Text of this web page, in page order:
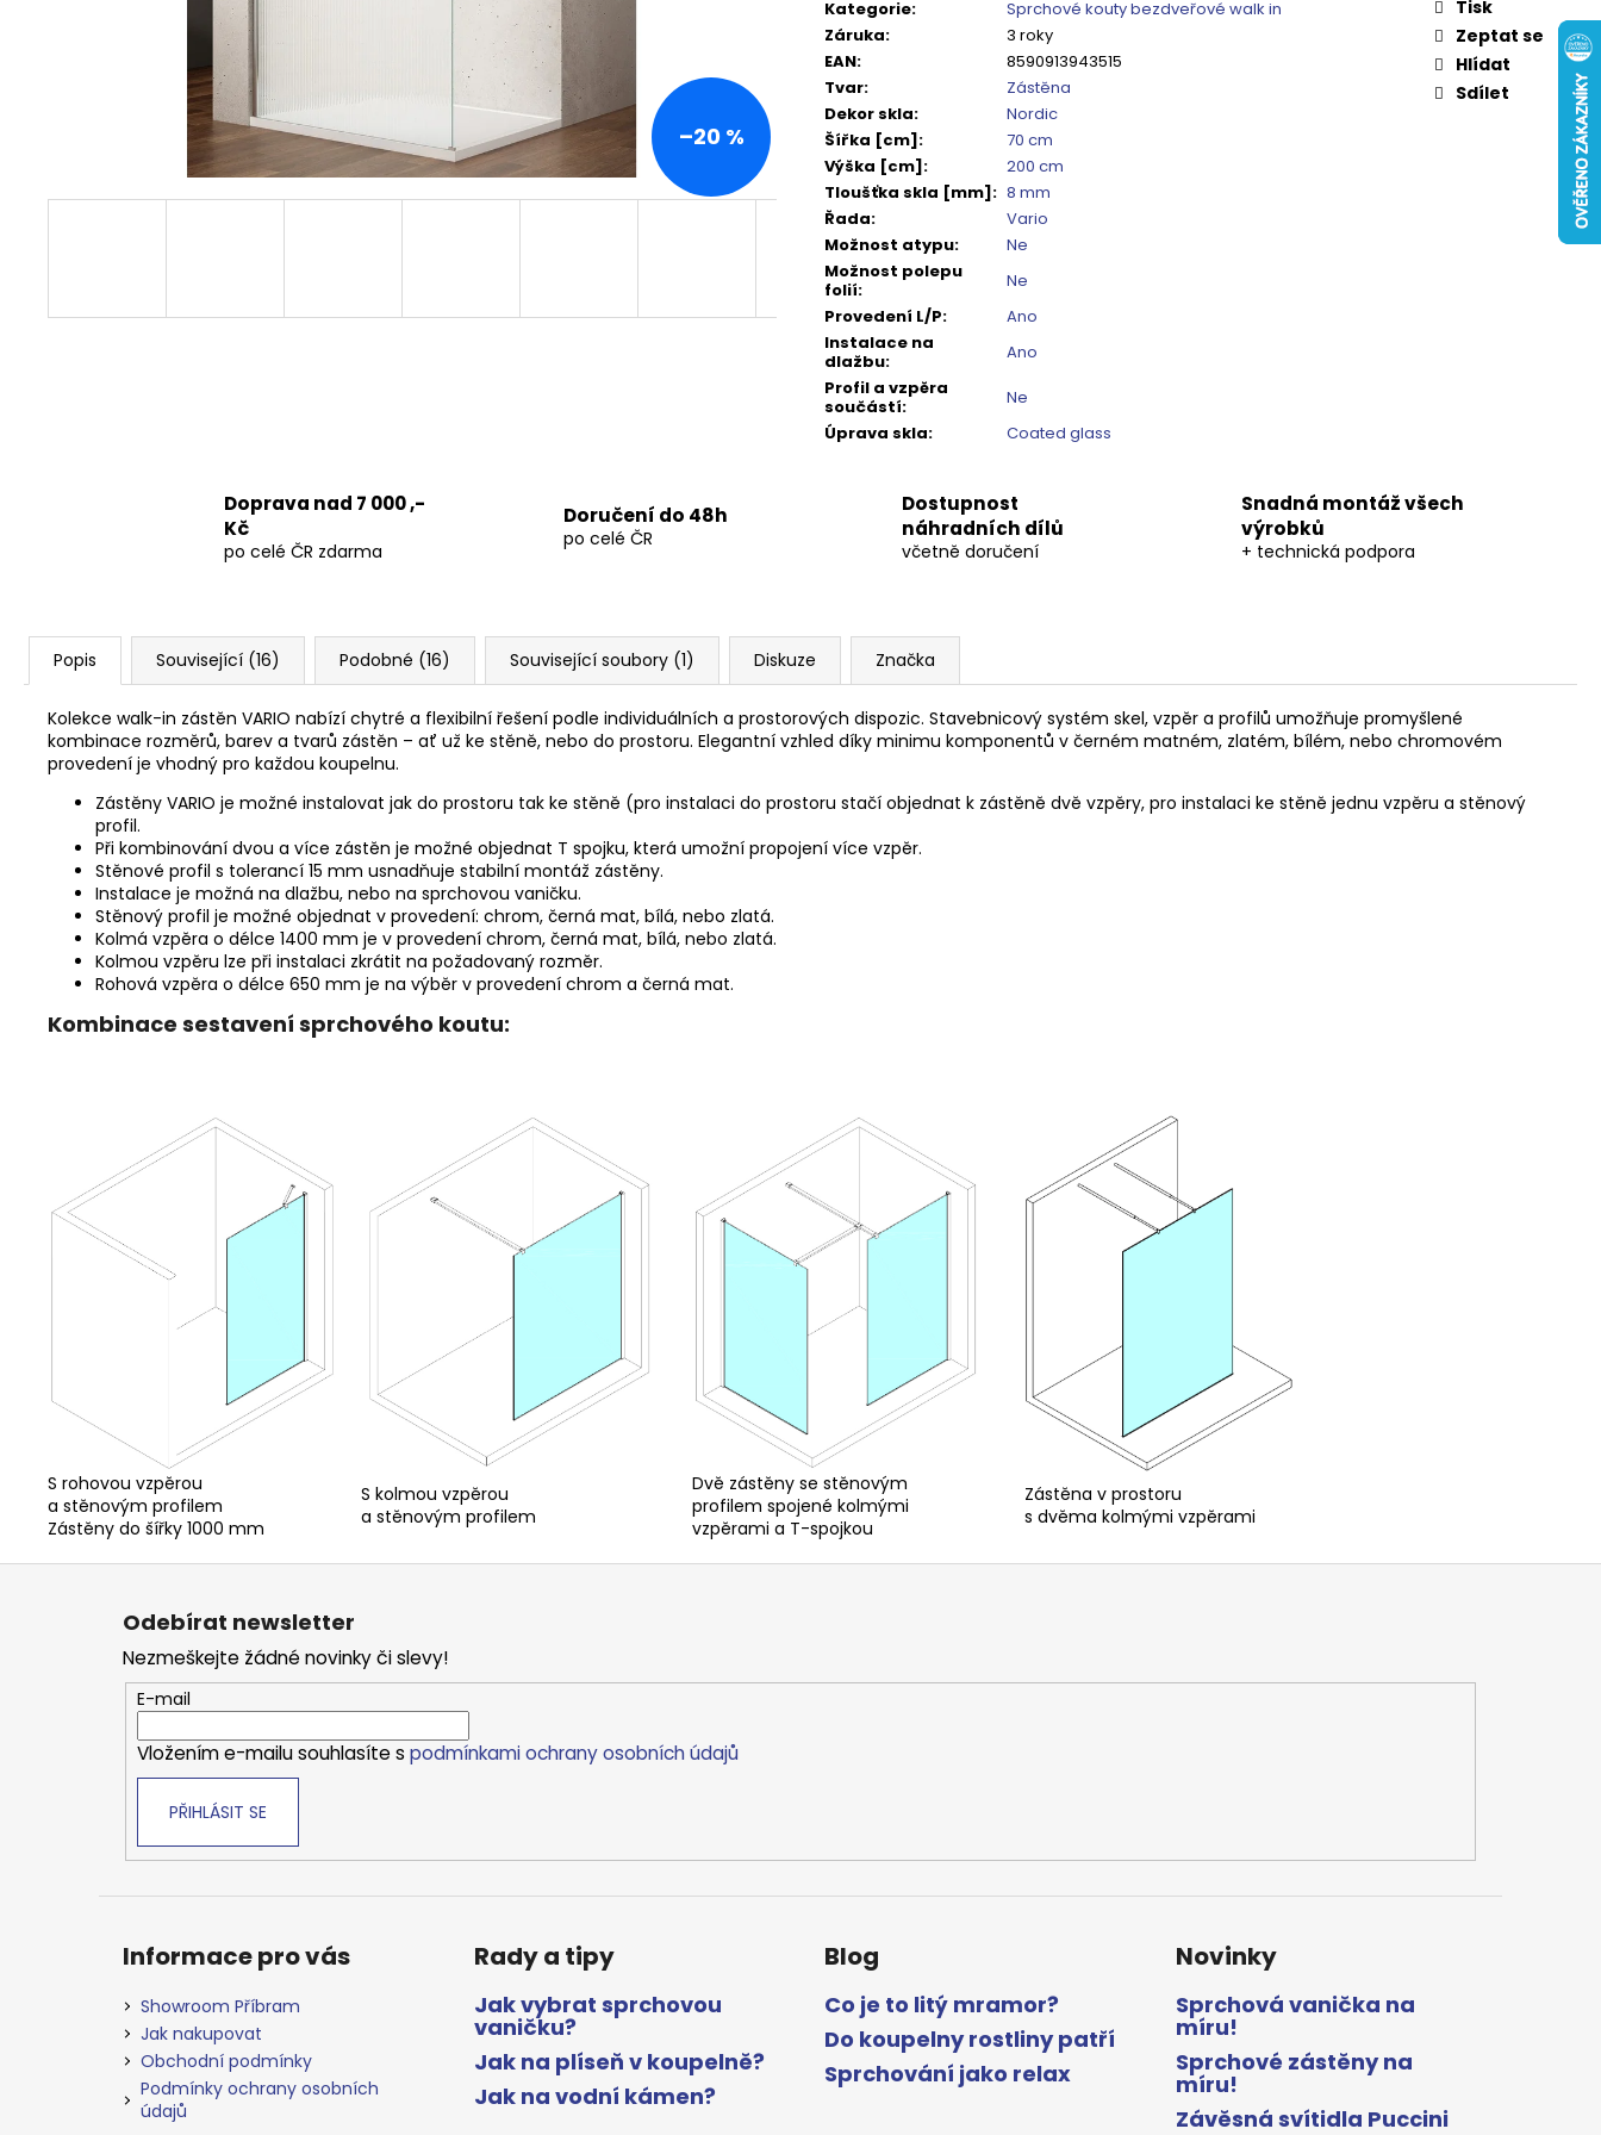
Kategorie:
Sprchové kouty bezdveřové walk in
Záruka:
3 roky
EAN:
8590913943515
Tvar:
Zástěna
Dekor skla:
Nordic
Šířka [cm]:
70 cm
Výška [cm]:
200 cm
Tloušťka skla [mm]: 8 mm
Řada:
Vario
Možnost atypu:
Ne
Možnost polepu
folií:
Ne
Provedení L/P:
Ano
Instalace na
dlažbu:
Ano
Profil a vzpěra
součástí:
Ne
Úprava skla: Coated glass
Tisk
Zeptat se
Hlídat
Sdílet
–20 %
Doprava nad 7 000 ,-
Kč
po celé ČR zdarma
Doručení do 48h
po celé ČR
Dostupnost
náhradních dílů
včetně doručení
Snadná montáž všech
výrobků
+ technická podpora
Popis Související (16) Podobné (16) Související soubory (1) Diskuze Značka
Kolekce walk-in zástěn VARIO nabízí chytré a flexibilní řešení podle individuálních a prostorových dispozic. Stavebnicový systém skel, vzpěr a profilů umožňuje promyšlené
kombinace rozměrů, barev a tvarů zástěn – ať už ke stěně, nebo do prostoru. Elegantní vzhled díky minimu komponentů v černém matném, zlatém, bílém, nebo chromovém
provedení je vhodný pro každou koupelnu.
Zástěny VARIO je možné instalovat jak do prostoru tak ke stěně (pro instalaci do prostoru stačí objednat k zástěně dvě vzpěry, pro instalaci ke stěně jednu vzpěru a stěnový
profil.
Při kombinování dvou a více zástěn je možné objednat T spojku, která umožní propojení více vzpěr.
Stěnové profil s tolerancí 15 mm usnadňuje stabilní montáž zástěny.
Instalace je možná na dlažbu, nebo na sprchovou vaničku.
Stěnový profil je možné objednat v provedení: chrom, černá mat, bílá, nebo zlatá.
Kolmá vzpěra o délce 1400 mm je v provedení chrom, černá mat, bílá, nebo zlatá.
Kolmou vzpěru lze při instalaci zkrátit na požadovaný rozměr.
Rohová vzpěra o délce 650 mm je na výběr v provedení chrom a černá mat.
Kombinace sestavení sprchového koutu:
S rohovou vzpěrou
a stěnovým profilem
Zástěny do šířky 1000 mm
S kolmou vzpěrou
a stěnovým profilem
Dvě zástěny se stěnovým
profilem spojené kolmými
vzpěrami a T-spojkou
Zástěna v prostoru
s dvěma kolmými vzpěrami
15 100 Kč
5 240 Kč
Původně:
16 792 Kč
Původně:20 990 Kč
Z
Odebírat newsletter
Nezmeškejte žádné novinky či slevy!
E-mail
Vložením e-mailu souhlasíte s podmínkami ochrany osobních údajů
PŘIHLÁSIT SE
Informace pro vás
Showroom Příbram
Jak nakupovat
Obchodní podmínky
Podmínky ochrany osobních
údajů
Rady a tipy
Jak vybrat sprchovou
vaničku?
Jak na plíseň v koupelně?
Jak na vodní kámen?
Blog
Co je to litý mramor?
Do koupelny rostliny patří
Sprchování jako relax
Novinky
Sprchová vanička na
míru!
Sprchové zástěny na
míru!
Závěsná svítidla Puccini